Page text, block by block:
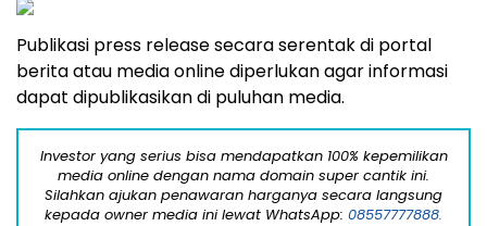
Publikasi press release secara serentak di portal
berita atau media online diperlukan agar informasi
dapat dipublikasikan di puluhan media.
Investor yang serius bisa mendapatkan 100% kepemilikan
media online dengan nama domain super cantik ini.
Silahkan ajukan penawaran harganya secara langsung
kepada owner media ini lewat WhatsApp: 08557777888.